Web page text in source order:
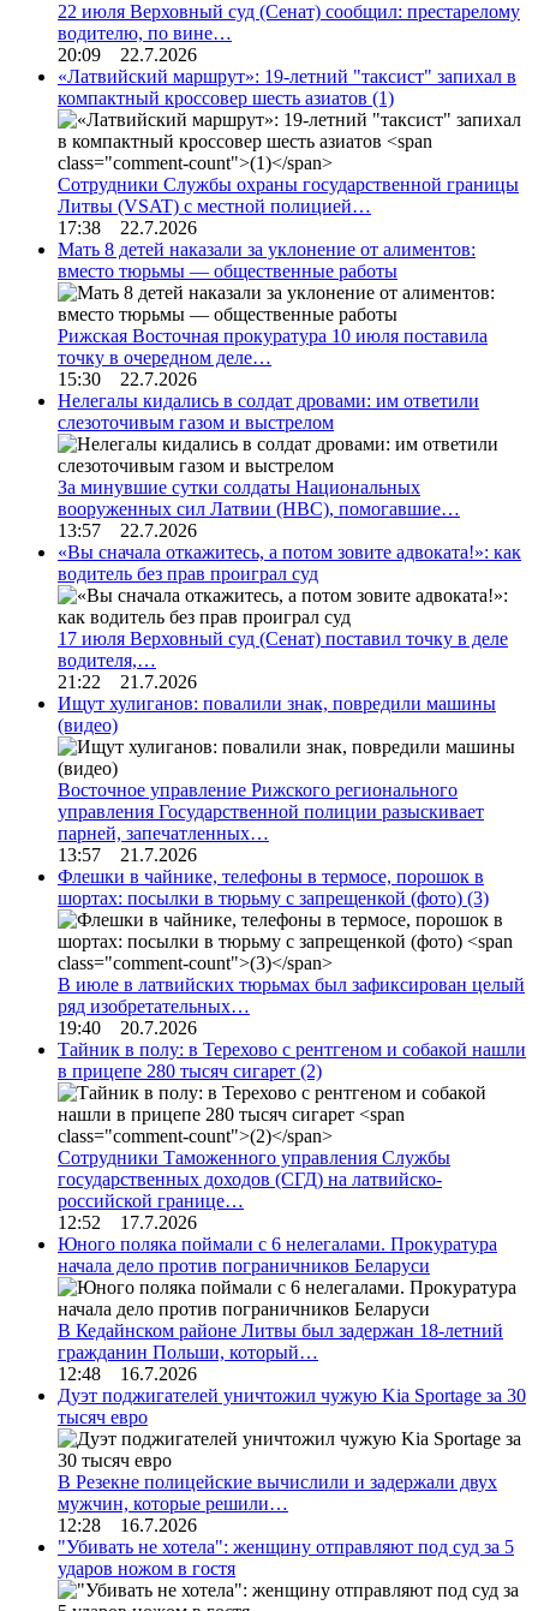
22 июля Верховный суд (Сенат) сообщил: престарелому
водителю, по вине…
20:09 22.7.2026
«Латвийский маршрут»: 19-летний "таксист" запихал в
компактный кроссовер шесть азиатов (1)
Сотрудники Службы охраны государственной границы
Литвы (VSAT) с местной полицией…
17:38 22.7.2026
Мать 8 детей наказали за уклонение от алиментов:
вместо тюрьмы — общественные работы
Рижская Восточная прокуратура 10 июля поставила
точку в очередном деле…
15:30 22.7.2026
Нелегалы кидались в солдат дровами: им ответили
слезоточивым газом и выстрелом
За минувшие сутки солдаты Национальных
вооруженных сил Латвии (НВС), помогавшие…
13:57 22.7.2026
«Вы сначала откажитесь, а потом зовите адвоката!»: как
водитель без прав проиграл суд
17 июля Верховный суд (Сенат) поставил точку в деле
водителя,…
21:22 21.7.2026
Ищут хулиганов: повалили знак, повредили машины
(видео)
Восточное управление Рижского регионального
управления Государственной полиции разыскивает
парней, запечатленных…
13:57 21.7.2026
Флешки в чайнике, телефоны в термосе, порошок в
шортах: посылки в тюрьму с запрещенкой (фото) (3)
В июле в латвийских тюрьмах был зафиксирован целый
ряд изобретательных…
19:40 20.7.2026
Тайник в полу: в Терехово с рентгеном и собакой нашли
в прицепе 280 тысяч сигарет (2)
Сотрудники Таможенного управления Службы
государственных доходов (СГД) на латвийско-
российской границе…
12:52 17.7.2026
Юного поляка поймали с 6 нелегалами. Прокуратура
начала дело против пограничников Беларуси
В Кедайнском районе Литвы был задержан 18-летний
гражданин Польши, который…
12:48 16.7.2026
Дуэт поджигателей уничтожил чужую Kia Sportage за 30
тысяч евро
В Резекне полицейские вычислили и задержали двух
мужчин, которые решили…
12:28 16.7.2026
"Убивать не хотела": женщину отправляют под суд за 5
ударов ножом в гостя